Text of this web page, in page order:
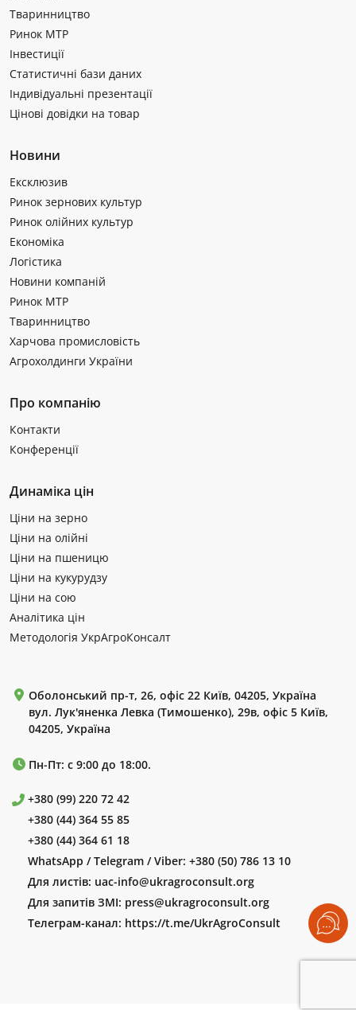
Тваринництво
Ринок МТР
Інвестиції
Статистичні бази даних
Індивідуальні презентації
Цінові довідки на товар
Новини
Ексклюзив
Ринок зернових культур
Ринок олійних культур
Економіка
Логістика
Новини компаній
Ринок МТР
Тваринництво
Харчова промисловість
Агрохолдинги України
Про компанію
Контакти
Конференції
Динаміка цін
Ціни на зерно
Ціни на олійні
Ціни на пшеницю
Ціни на кукурудзу
Ціни на сою
Аналітика цін
Методологія УкрАгроКонсалт
Оболонський пр-т, 26, офіс 22 Київ, 04205, Україна
вул. Лук'яненка Левка (Тимошенко), 29в, офіс 5 Київ,
04205, Україна
Пн-Пт: с 9:00 до 18:00.
+380 (99) 220 72 42
+380 (44) 364 55 85
+380 (44) 364 61 18
WhatsApp / Telegram / Viber: +380 (50) 786 13 10
Для листів: uac-info@ukragroconsult.org
Для запитів ЗМІ: press@ukragroconsult.org
Телеграм-канал: https://t.me/UkrAgroConsult